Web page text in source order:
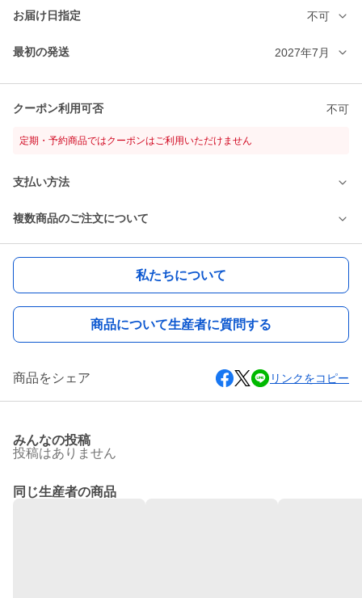
お届け日指定 不可
最初の発送 2027年7月
クーポン利用可否 不可
定期・予約商品ではクーポンはご利用いただけません
支払い方法
複数商品のご注文について
私たちについて
商品について生産者に質問する
商品をシェア リンクをコピー
みんなの投稿
投稿はありません
同じ生産者の商品